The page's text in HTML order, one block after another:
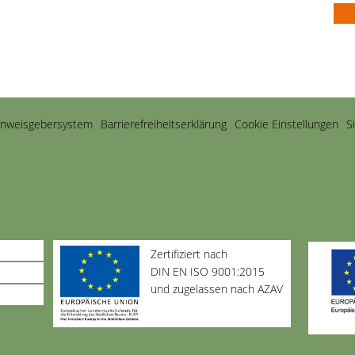
Barriere­freiheits­erklärung Cookie Einstellungen
Zertifiziert nach
DIN EN ISO 9001:2015
und zugelassen nach AZAV